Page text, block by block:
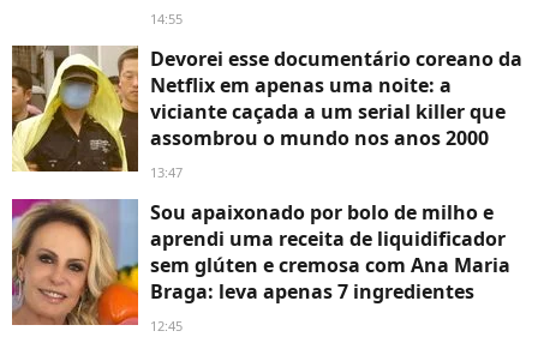
14:55
Devorei esse documentário coreano da
Netflix em apenas uma noite: a
viciante caçada a um serial killer que
assombrou o mundo nos anos 2000
13:47
Sou apaixonado por bolo de milho e
aprendi uma receita de liquidificador
sem glúten e cremosa com Ana Maria
Braga: leva apenas 7 ingredientes
12:45